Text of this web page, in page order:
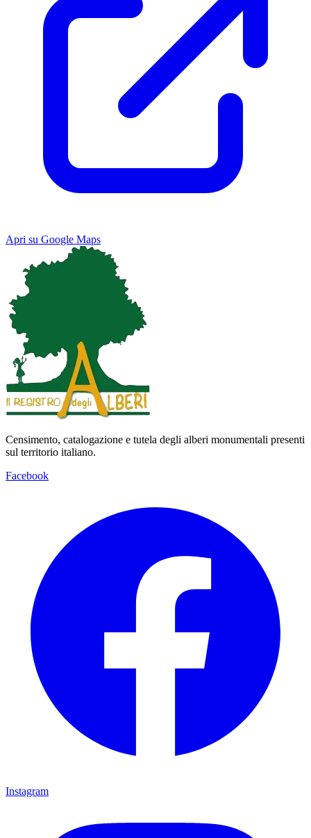
Apri su Google Maps
Map Satellite
Keyboard shortcuts
Censimento, catalogazione e tutela degli alberi monumentali presenti
sul territorio italiano.
Facebook
Instagram